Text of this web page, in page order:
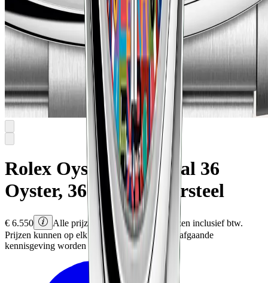
Rolex Oyster Perpetual 36
Oyster, 36 mm, Oystersteel
€ 6.550
Alle prijzen zijn Rolex adviesprijzen inclusief btw.
Prijzen kunnen op elk moment en zonder voorafgaande
kennisgeving worden gewijzigd.